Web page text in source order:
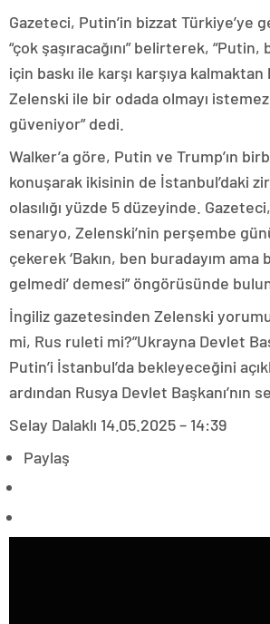
Gazeteci, Putin’in bizzat Türkiye’ye
“çok şaşıracağını” belirterek, “Putin,
için baskı ile karşı karşıya kalmaktan
Zelenski ile bir odada olmayı
güveniyor” dedi.
Walker’a göre, Putin ve Trump’ın
konuşarak ikisinin de İstanbul’daki
olasılığı yüzde 5 düzeyinde.
senaryo, Zelenski’nin perşembe
çekerek ‘Bakın, ben buradayım ama
gelmedi’ demesi” öngörüsünde
İngiliz gazetesinden Zelenski
mi, Rus ruleti mi?”Ukrayna Devlet
Putin’i İstanbul’da bekleyeceğini
ardından Rusya Devlet Başkanı’nın
Selay Dalaklı 14.05.2025 – 14:39
Paylaş